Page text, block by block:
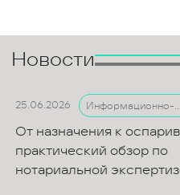
Новости
25.06.2026
Информационно-
От назначения к
практический обзор по
нотариальной